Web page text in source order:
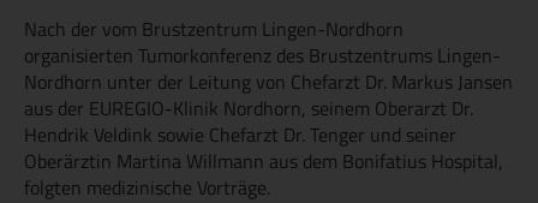
Nach der vom Brustzentrum Lingen-Nordhorn
organisierten Tumorkonferenz des Brustzentrums Lingen-
Nordhorn unter der Leitung von Chefarzt Dr. Markus Jansen
aus der EUREGIO-Klinik Nordhorn, seinem Oberarzt Dr.
Hendrik Veldink sowie Chefarzt Dr. Tenger und seiner
Oberärztin Martina Willmann aus dem Bonifatius Hospital,
folgten medizinische Vorträge.